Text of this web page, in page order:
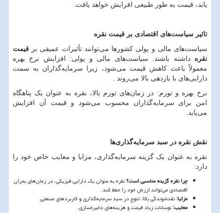
یابد، قیمت به طور طبیعی افزایش خواهد یافت.
تاثیر سیاستهای اقتصادی بر قیمت نقره
سیاستهای مالی و پولی کشورها میتوانند تأثیرات عمیقی بر قیمت
نقره داشته باشند. سیاستهای مالی و پولی: افزایش نرخ بهره
معمولاً باعث کاهش قیمت میشود، زیرا سرمایهگذاران به سمت
داراییهای با بازدهی بالا میروند
نرخ بهره و تورم: در زمانهای تورم بالا، نقره به عنوان یک پناهگاه
امن برای سرمایهگذاران محسوب میشود و قیمت آن افزایش
مییابد.
نقش نقره در سبد سرمایهگذاریها
نقره به عنوان یک گزینه سرمایهگذاری، مزایا و معایب خاص خود را
دارد:
چرا نقره گزینه مناسبی است؟نقره به عنوان یک دارایی فیزیکی، در زمانهای بحران
اقتصادی میتواند ارزش خود را حفظ کند.
مزایا:نقدشوندگی بالا، تنوع در سبد سرمایهگذاری و کاربردهای صنعتی.
معایب:نوسانات زیاد قیمت و هزینههای ذخیرهسازی.